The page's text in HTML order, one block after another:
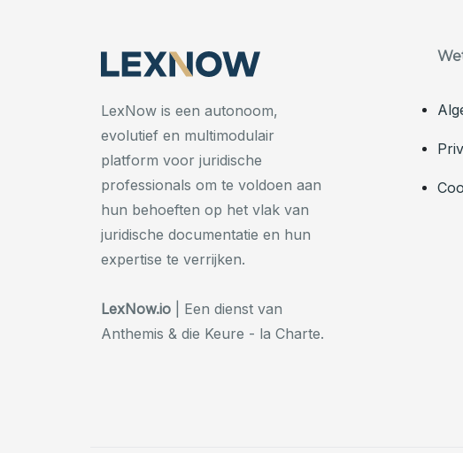
LexNow is een autonoom,
evolutief en multimodulair
platform voor juridische
professionals om te voldoen aan
hun behoeften op het vlak van
juridische documentatie en hun
expertise te verrijken.
LexNow.io | Een dienst van
Anthemis & die Keure - la Charte.